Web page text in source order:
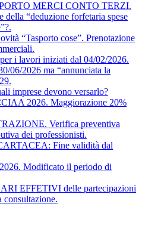
MERCI CONTO TERZI.
della “deduzione forfetaria spese
“Tasporto cose”. Prenotazione
i lavori iniziati dal 04/02/2026.
06/2026 ma “annunciata la
imprese devono versarlo?
2026. Maggiorazione 20%
Verifica preventiva
dei professionisti.
Fine validità dal
Modificato il periodo di
EFFETIVI delle partecipazioni
consultazione.